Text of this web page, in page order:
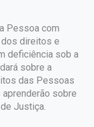
Pessoa com
direitos e
deficiência sob a
sobre a
das Pessoas
sobre
Justiça.